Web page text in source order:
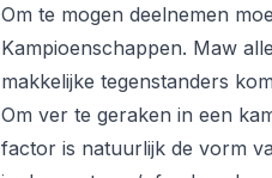
Om te mogen deelnemen
Kampioenschappen. Maw
makkelijke tegenstanders
Om ver te geraken in een
factor is natuurlijk de vorm